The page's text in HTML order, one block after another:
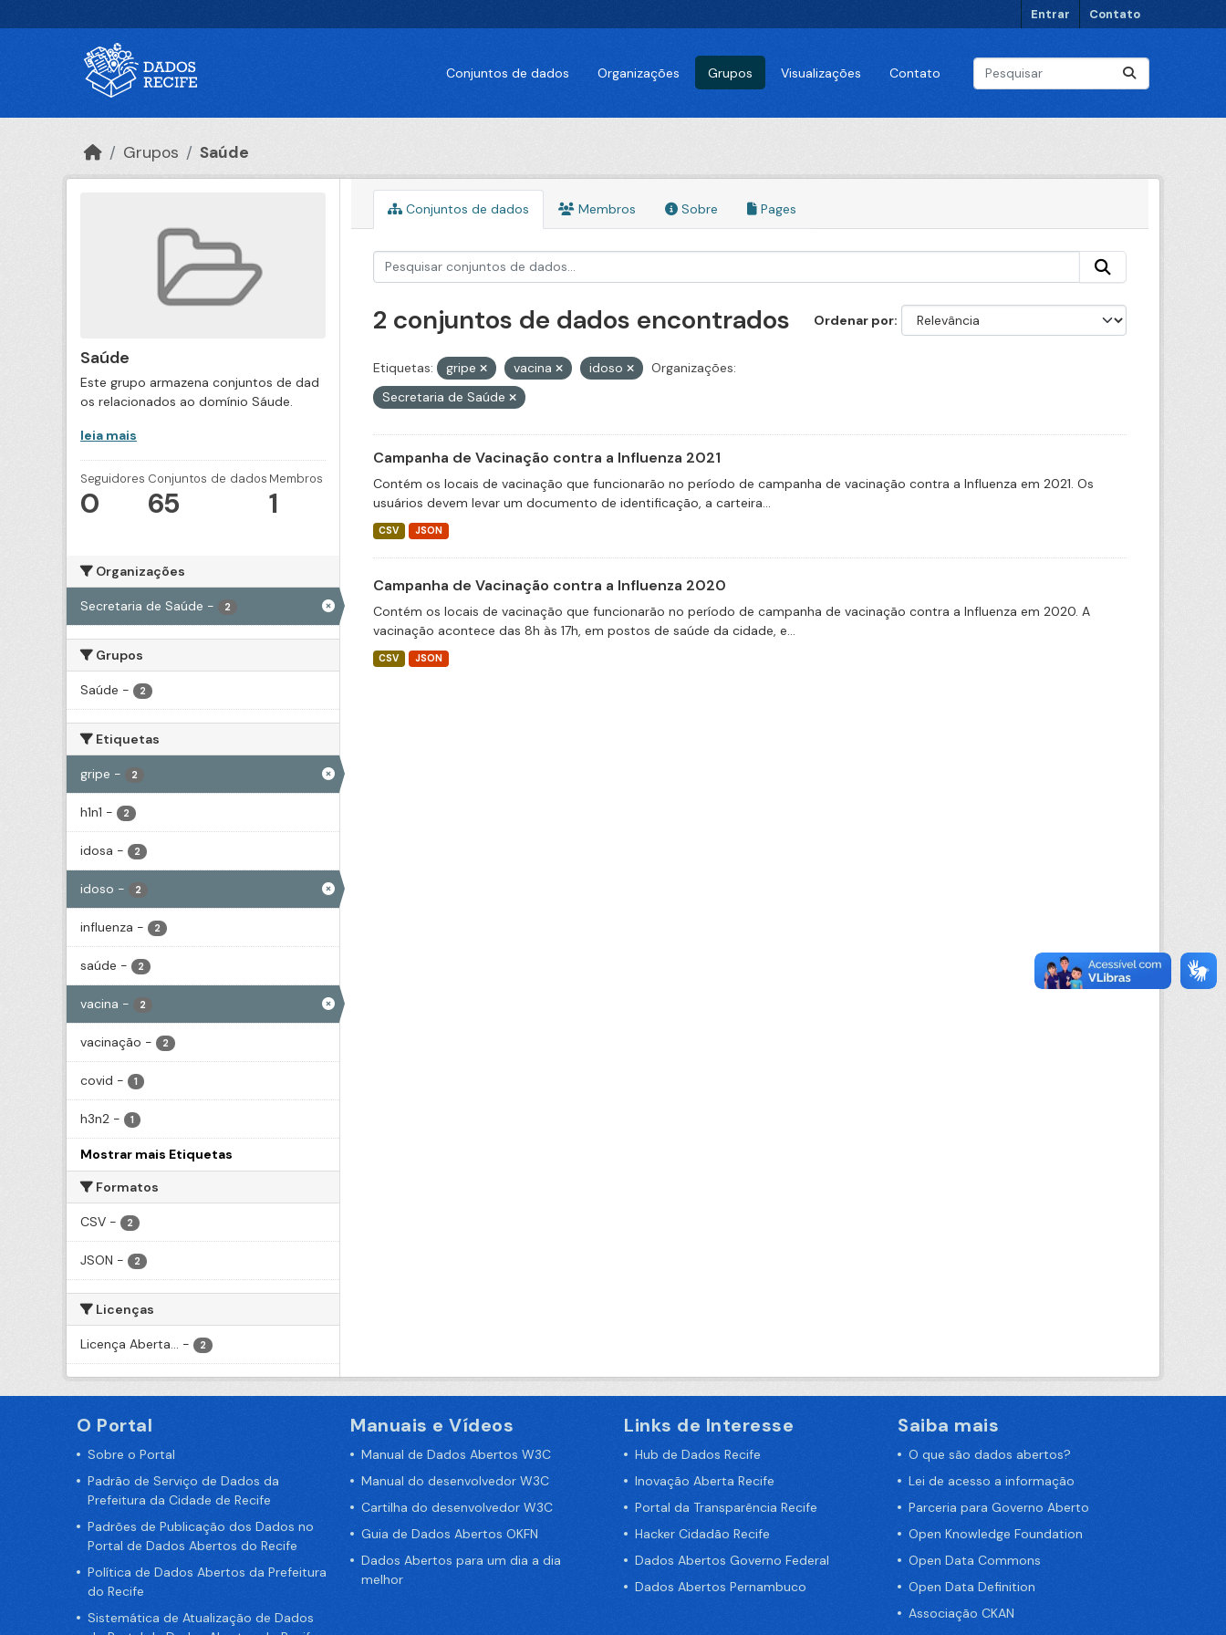
Entrar Contato
Conjuntos de dados Organizações Grupos Visualizações Contato
Grupos Saúde
Saúde
Este grupo armazena conjuntos de dad
os relacionados ao domínio Sáude.
leia mais
Seguidores
0
Conjuntos de dados
65
Membros
1
Organizações
Secretaria de Saúde - 2
Grupos
Saúde - 2
Etiquetas
gripe - 2
h1n1 - 2
idosa - 2
idoso - 2
influenza - 2
saúde - 2
vacina - 2
vacinação - 2
covid - 1
h3n2 - 1
Mostrar mais Etiquetas
Formatos
CSV - 2
JSON - 2
Licenças
Licença Aberta... - 2
Conjuntos de dados Membros Sobre Pages
Ordenar por
2 conjuntos de dados encontrados
Etiquetas: gripe vacina idoso
Organizações:
Secretaria de Saúde
Campanha de Vacinação contra a Influenza 2021
Contém os locais de vacinação que funcionarão no período de campanha de vacinação contra a Influenza em 2021. Os
usuários devem levar um documento de identificação, a carteira...
CSV JSON
Campanha de Vacinação contra a Influenza 2020
Contém os locais de vacinação que funcionarão no período de campanha de vacinação contra a Influenza em 2020. A
vacinação acontece das 8h às 17h, em postos de saúde da cidade, e...
CSV JSON
O Portal
Sobre o Portal
Padrão de Serviço de Dados da
Prefeitura da Cidade de Recife
Padrões de Publicação dos Dados no
Portal de Dados Abertos do Recife
Política de Dados Abertos da Prefeitura
do Recife
Sistemática de Atualização de Dados
Manuais e Vídeos
Manual de Dados Abertos W3C
Manual do desenvolvedor W3C
Cartilha do desenvolvedor W3C
Guia de Dados Abertos OKFN
Dados Abertos para um dia a dia
melhor
Links de Interesse
Hub de Dados Recife
Inovação Aberta Recife
Portal da Transparência Recife
Hacker Cidadão Recife
Dados Abertos Governo Federal
Dados Abertos Pernambuco
Saiba mais
O que são dados abertos?
Lei de acesso a informação
Parceria para Governo Aberto
Open Knowledge Foundation
Open Data Commons
Open Data Definition
Associação CKAN